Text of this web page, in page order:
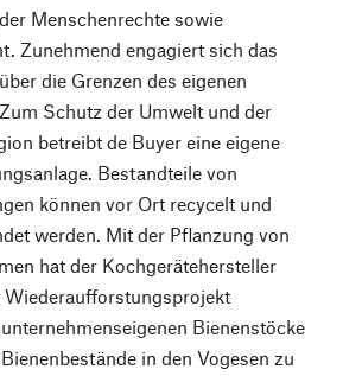
Menschenrechte sowie
Zunehmend engagiert sich das
die Grenzen des eigenen
Schutz der Umwelt und der
betreibt de Buyer eine eigene
Bestandteile von
können vor Ort recycelt und
werden. Mit der Pflanzung von
hat der Kochgerätehersteller
Wiederaufforstungsprojekt
Bienenstöcke
in den Vogesen zu